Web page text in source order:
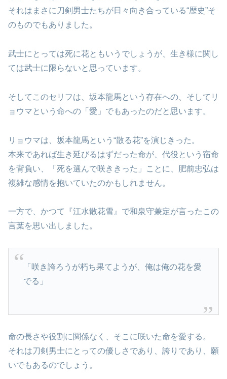
それはまさに刀剣男士たちが日々向き合っている“歴史”そ
のものでもありました。
武士にとっては死に花ともいうでしょうが、生き様に関し
ては武士に限らないと思っています。
そしてこのセリフは、坂本龍馬という存在への、そしてリ
ョウマという命への「愛」でもあったのだと思います。
リョウマは、坂本龍馬という“散る花”を演じきった。
本来であれば生き延びるはずだった命が、代役という宿命
を背負い、「死を選んで咲ききった」ことに、肥前忠弘は
複雑な感情を抱いていたのかもしれません。
一方で、かつて『江水散花雪』で和泉守兼定が言ったこの
言葉を思い出しました。
「咲き誇ろうが朽ち果てようが、俺は俺の花を愛
でる」
命の長さや役割に関係なく、そこに咲いた命を愛する。
それは刀剣男士にとっての優しさであり、誇りであり、願
いでもあるのでしょう。